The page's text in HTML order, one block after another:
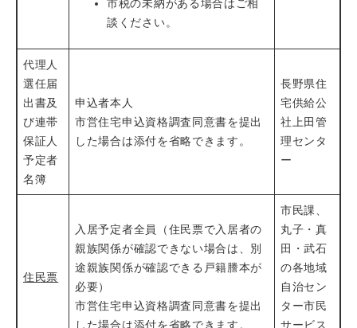
市税の未納がある場合はご相
談ください。
代理人
選任届
出書及
び連帯
保証人
予定者
名簿
申込者本人
市営住宅申込資格調査同意書を提出
した場合は添付を省略できます。
長野県住
宅供給公
社上田管
理センタ
ー
住民票
入居予定者全員（住民票で入居者の
親族関係が確認できない場合は、別
途親族関係が確認できる戸籍謄本が
必要）
市営住宅申込資格調査同意書を提出
した場合は添付を省略できます。
市民課、
丸子・真
田・武石
の各地域
自治セン
ター市民
サービス